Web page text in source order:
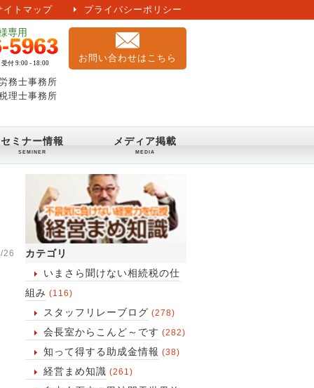
イトマップ プライバシーポリシー
お問い合わせはこちら
務士事務所
理士事務所
セミナー情報 メディア掲載
カテゴリ
いまさら聞けない相続税の仕
組み (116)
スタッフリレーブログ (278)
会長室からこんど～です (282)
知って得する助成金情報 (38)
経営まめ知識 (261)
26